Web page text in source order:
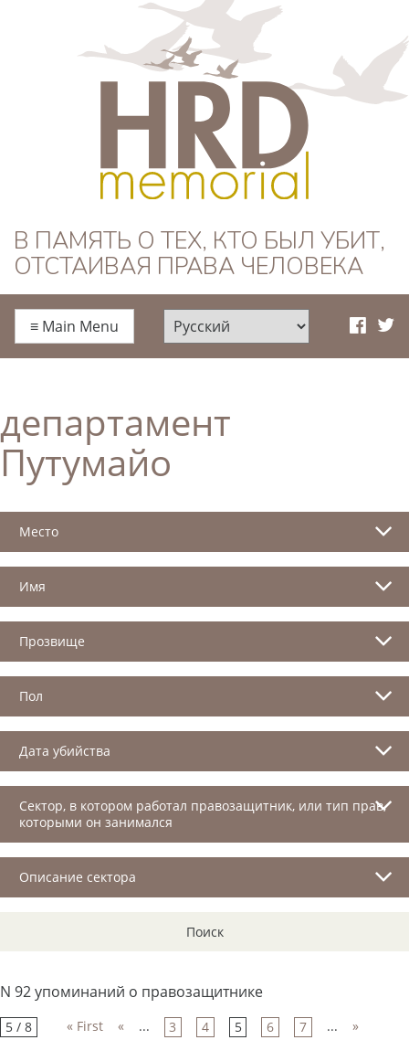
HRD Memorial —
Русский
В ПАМЯТЬ О ТЕХ, КТО БЫЛ УБИТ,
ОТСТАИВАЯ ПРАВА ЧЕЛОВЕКА
≡ Main Menu
департамент
Путумайо
Место
Имя
Прозвище
Пол
Дата убийства
Сектор, в котором работал правозащитник, или тип прав,
которыми он занимался
Описание сектора
Поиск
N 92 упоминаний о правозащитнике
5 / 8 « First « ... 3 4 5 6 7 ...
»